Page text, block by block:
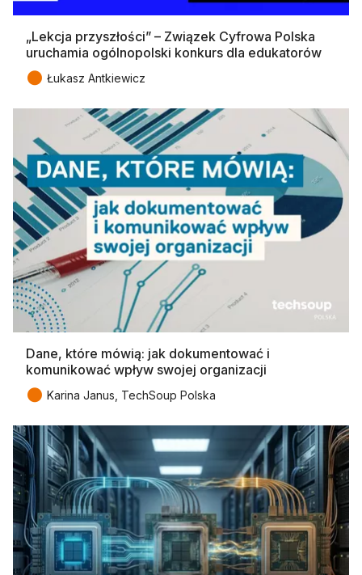
„Lekcja przyszłości” – Związek Cyfrowa Polska
uruchamia ogólnopolski konkurs dla edukatorów
● Łukasz Antkiewicz
Dane, które mówią: jak dokumentować i
komunikować wpływ swojej organizacji
● Karina Janus, TechSoup Polska